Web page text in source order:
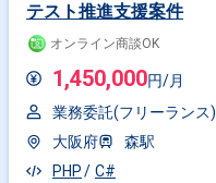
テスト推進支援案件
オンライン商談OK
1,450,000円/月
業務委託(フリーランス)
大阪府
森駅
PHP
C#